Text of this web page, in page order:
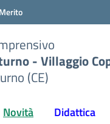
- Villaggio
(CE)
Novità Didattica